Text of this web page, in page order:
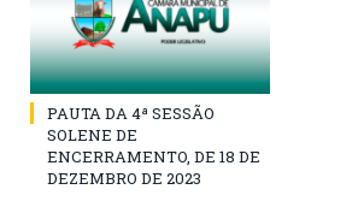
PAUTA DA 4ª SESSÃO
SOLENE DE
ENCERRAMENTO, DE 18 DE
DEZEMBRO DE 2023